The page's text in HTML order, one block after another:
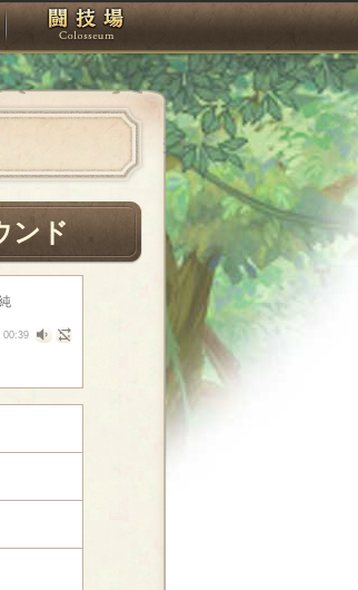
ショップ 闘技場
ンド
00:39